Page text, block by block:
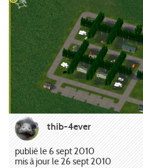
thib-4ever
publié le 6 sept 2010
mis à jour le 26 sept 2010